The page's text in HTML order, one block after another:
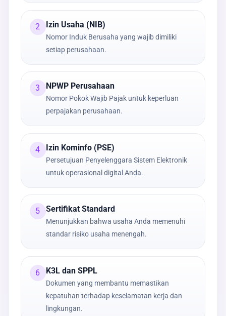
2 Izin Usaha (NIB)
Nomor Induk Berusaha yang wajib dimiliki
setiap perusahaan.
3 NPWP Perusahaan
Nomor Pokok Wajib Pajak untuk keperluan
perpajakan perusahaan.
4 Izin Kominfo (PSE)
Persetujuan Penyelenggara Sistem Elektronik
untuk operasional digital Anda.
5 Sertifikat Standard
Menunjukkan bahwa usaha Anda memenuhi
standar risiko usaha menengah.
6 K3L dan SPPL
Dokumen yang membantu memastikan
kepatuhan terhadap keselamatan kerja dan
lingkungan.